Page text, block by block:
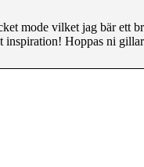
mode vilket jag bär ett
inspiration! Hoppas ni